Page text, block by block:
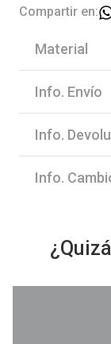
Compartir en:
Material
Info. Envío
Info.
Info.